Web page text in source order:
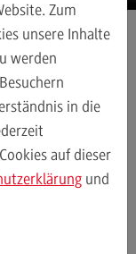
moderne IT-
Zum
unsere Inhalte
werden
in die
auf dieser
und